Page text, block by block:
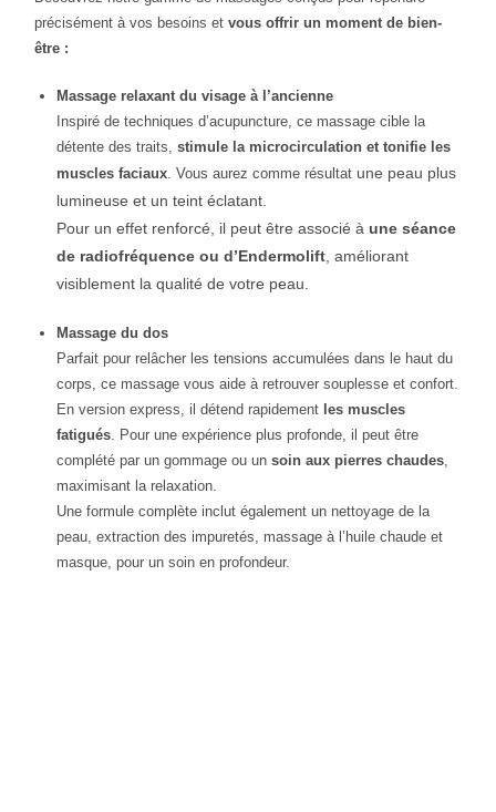
précisément à vos besoins etvous offrir un moment de bien-
être :
Massage relaxant du visage à l’ancienne
Inspiré de techniques d’acupuncture, ce massage cible la
détente des traits,stimule la microcirculation et tonifie les
muscles faciaux . Vous aurez comme résultat une peau plus
lumineuse et un teint éclatant.
Pour un effet renforcé, il peut être associé à une séance
de radiofréquence ou d’Endermolift , améliorant
visiblement la qualité de votre peau.
Massage du dos
Parfait pour relâcher les tensions accumulées dans le haut du
corps, ce massage vous aide à retrouver souplesse et confort.
En version express, il détend rapidement les muscles
fatigués . Pour une expérience plus profonde, il peut être
complété par un gommage ou unsoin aux pierres chaudes
maximisant la relaxation.
Une formule complète inclut également un nettoyage de la
peau, extraction des impuretés, massage à l’huile chaude et
masque, pour un soin en profondeur.